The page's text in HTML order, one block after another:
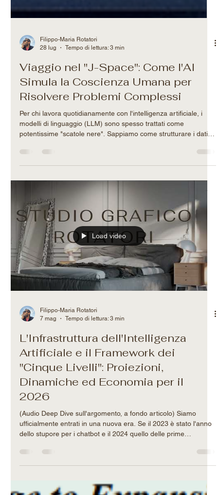
Filippo-Maria Rotatori
28 lug
Tempo di lettura: 3 min
Per chi lavora quotidianamente con l'intelligenza artificiale, i
modelli di linguaggio (LLM) sono spesso trattati come
potentissime "scatole nere". Sappiamo come strutturare i dati in
ingresso e come orchestrare gli output, ma ciò che accade in
quei millisecondi di elaborazione interna è sempre stato avvolto
nel mistero. Oggi, però, una scoperta dei ricercatori di
Anthropic ha gettato un fascio di luce su questo abisso
matematico. Studiando l'architettura interna di Claude, h
Load video
Filippo-Maria Rotatori
7 mag
L'Infrastruttura dell'Intelligenza
Artificiale e il Framework dei
(Audio Deep Dive sull'argomento, a fondo articolo) Siamo